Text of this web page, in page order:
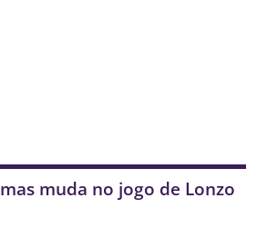
muda no jogo de Lonzo